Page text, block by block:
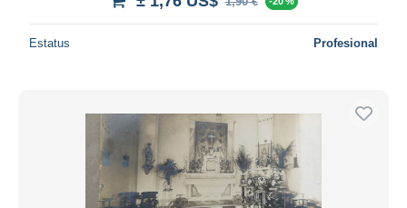
Estatus Profesional